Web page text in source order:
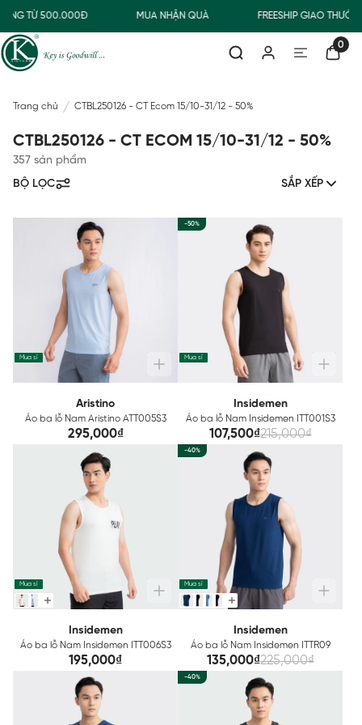
TỪ 500.000Đ MUA NHẬN QUÀ FREESHIP GIAO
0
Trang chủ CTBL250126 - CT Ecom 15/10-31/12 - 50%
CTBL250126 - CT ECOM 15/10-31/12 - 50%
357 sản phẩm
BỘ LỌC
SẮP XẾP
Mua sỉ
Aristino
Áo ba lỗ Nam Aristino ATT005S3
295,000₫
-50%
Mua sỉ
Insidemen
Áo ba lỗ Nam Insidemen ITT001S3
107,500₫215,000₫
Mua sỉ
Insidemen
Áo ba lỗ Nam Insidemen ITT006S3
195,000₫
-40%
Mua sỉ
Insidemen
Áo ba lỗ Nam Insidemen ITTR09
135,000₫225,000₫
-40%